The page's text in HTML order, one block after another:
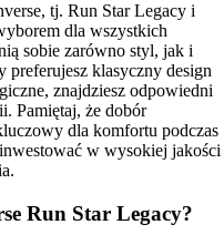
tj. Run Star Legacy i
dla wszystkich
sobie zarówno styl, jak i
preferujesz klasyczny design
znajdziesz odpowiedni
Pamiętaj, że dobór
dla komfortu podczas
w wysokiej jakości
Run Star Legacy?